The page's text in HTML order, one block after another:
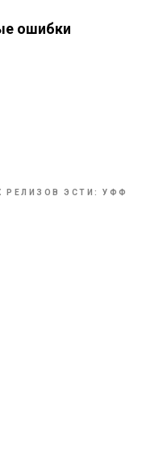
ошибки
РЕЛИЗОВ ЭСТИ: УФФ